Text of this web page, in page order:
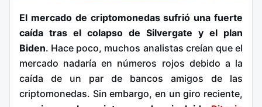
El mercado de criptomonedas sufrió una fuerte
caída tras el colapso de Silvergate y el plan
Biden. Hace poco, muchos analistas creían que el
mercado nadaría en números rojos debido a la
caída de un par de bancos amigos de las
criptomonedas. Sin embargo, en un giro reciente,